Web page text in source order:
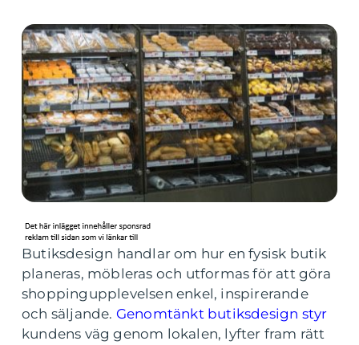
Butiksdesign handlar om hur en fysisk butik
planeras, möbleras och utformas för att göra
shoppingupplevelsen enkel, inspirerande
och säljande. Genomtänkt butiksdesign styr
kundens väg genom lokalen, lyfter fram rätt